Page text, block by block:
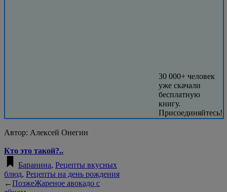
30 000+ человек
уже скачали
бесплатную
книгу.
Присоединяйтесь!
Автор: Алексей Онегин
Кто это такой?..
Баранина, Рецепты вкусных
блюд, Рецепты на день рождения
←ПозжеЖареное авокадо с